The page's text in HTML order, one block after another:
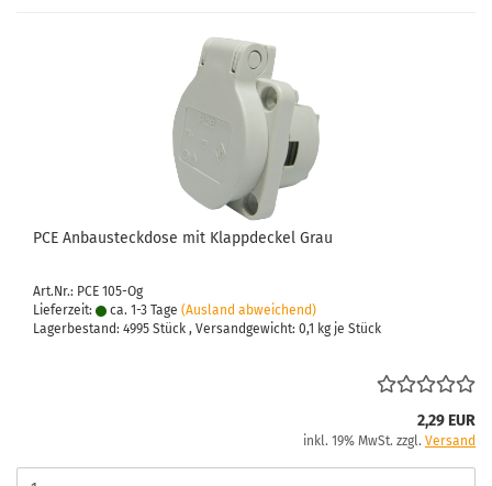
PCE An­bau­steck­do­se mit Klapp­de­ckel Grau
Art.Nr.: PCE 105-Og
Lieferzeit:
ca. 1-3 Tage (Ausland abweichend)
Lagerbestand: 4995 Stück , Versandgewicht: 0,1 kg je Stück
2,29 EUR
inkl. 19% MwSt. zzgl. Versand